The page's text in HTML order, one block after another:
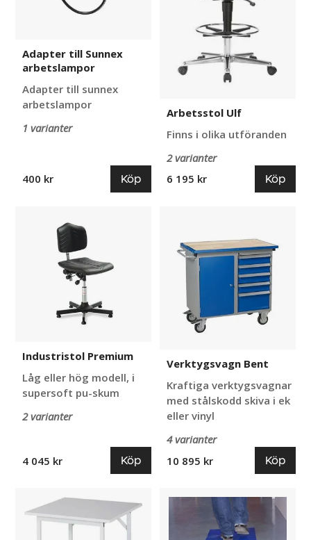
Adapter till Sunnex
arbetslampor
Adapter till sunnex
arbetslampor
1 varianter
400 kr Köp
Arbetsstol Ulf
Finns i olika utföranden
2 varianter
6 195 kr
Köp
Premium
Industristol Premium
Låg eller hög modell, i
supersoft pu-skum
2 varianter
4 045 kr Köp
Verktygsvagn Bent
Kraftiga verktygsvagnar
med stålskodd skiva i ek
eller vinyl
4 varianter
10 895 kr
Köp
Arbetsbord
på
Klibbmatta